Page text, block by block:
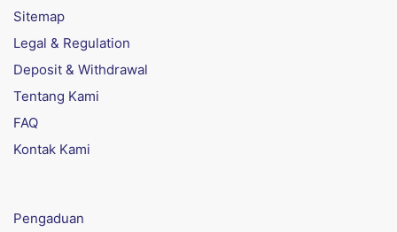
Sitemap
Legal & Regulation
Deposit & Withdrawal
Tentang Kami
FAQ
Kontak Kami
Pengaduan